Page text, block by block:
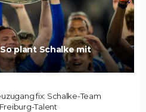
plant Schalke mit
fix: Schalke-Team
Talent